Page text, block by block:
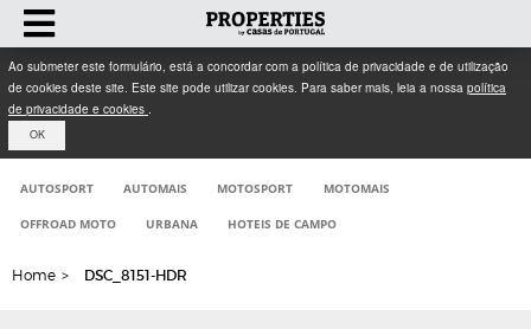
Ao submeter este formulário, está a concordar com a política de privacidade e de utilização
de cookies deste site. Este site pode utilizar cookies. Para saber mais, leia a nossa política
de privacidade e cookies .
OK
AUTOSPORT AUTOMAIS MOTOSPORT MOTOMAIS
OFFROAD MOTO URBANA HOTEIS DE CAMPO
Home > DSC_8151-HDR